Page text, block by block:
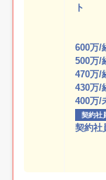
ト
※経
試用
600万/
500万/
470万/
430万/
400万/
契約社
契約社
月
※経